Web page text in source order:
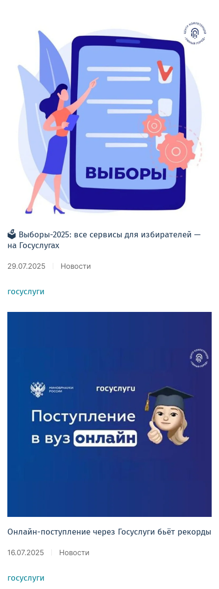
🗳 Выборы-2025: все сервисы для избирателей —
на Госуслугах
29.07.2025 Новости
госуслуги
Онлайн-поступление через Госуслуги бьёт рекорды
16.07.2025 Новости
госуслуги